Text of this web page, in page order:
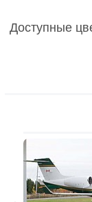
Доступные